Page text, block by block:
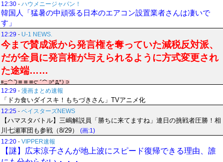
12:30 - ハウメニージャパン！
韓国人「猛暑の中頑張る日本のエアコン設置業者さんは凄いで
す」
12:29 - U-1 NEWS.
今まで賛成派から発言権を奪っていた減税反対派、
だが全員に発言権が与えられるように方式変更され
た途端……
12:29 - 漫画まとめ速報
「ドカ食いダイスキ！もちづきさん」TVアニメ化
12:25 - ベイスターズNEWS
【ハマスタバトル】三嶋解説員「勝ちに来てますね」連日の挑戦者圧勝！相
川七瀬軍団も参戦（8/29）
(画:1)
12:20 - VIPPER速報
【謎】広末涼子さんが地上波にスピード復帰できる理由、誰